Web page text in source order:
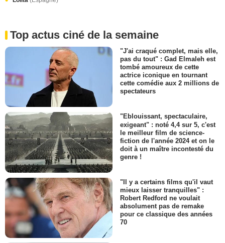
Top actus ciné de la semaine
"J'ai craqué complet, mais elle,
pas du tout" : Gad Elmaleh est
tombé amoureux de cette
actrice iconique en tournant
cette comédie aux 2 millions de
spectateurs
"Eblouissant, spectaculaire,
exigeant" : noté 4,4 sur 5, c'est
le meilleur film de science-
fiction de l'année 2024 et on le
doit à un maître incontesté du
genre !
"Il y a certains films qu'il vaut
mieux laisser tranquilles" :
Robert Redford ne voulait
absolument pas de remake
pour ce classique des années
70